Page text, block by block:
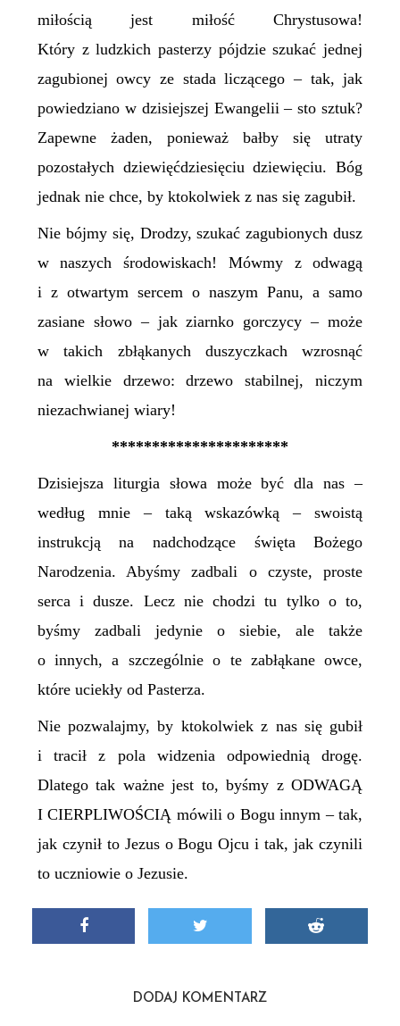
miłością jest miłość Chrystusowa!
Który z ludzkich pasterzy pójdzie szukać jednej
zagubionej owcy ze stada liczącego – tak, jak
powiedziano w dzisiejszej Ewangelii – sto sztuk?
Zapewne żaden, ponieważ bałby się utraty
pozostałych dziewięćdziesięciu dziewięciu. Bóg
jednak nie chce, by ktokolwiek z nas się zagubił.
Nie bójmy się, Drodzy, szukać zagubionych dusz
w naszych środowiskach! Mówmy z odwagą
i z otwartym sercem o naszym Panu, a samo
zasiane słowo – jak ziarnko gorczycy – może
w takich zbłąkanych duszyczkach wzrosnąć
na wielkie drzewo: drzewo stabilnej, niczym
niezachwianej wiary!
**********************
Dzisiejsza liturgia słowa może być dla nas –
według mnie – taką wskazówką – swoistą
instrukcją na nadchodzące święta Bożego
Narodzenia. Abyśmy zadbali o czyste, proste
serca i dusze. Lecz nie chodzi tu tylko o to,
byśmy zadbali jedynie o siebie, ale także
o innych, a szczególnie o te zabłąkane owce,
które uciekły od Pasterza.
Nie pozwalajmy, by ktokolwiek z nas się gubił
i tracił z pola widzenia odpowiednią drogę.
Dlatego tak ważne jest to, byśmy z ODWAGĄ
I CIERPLIWOŚCIĄ mówili o Bogu innym – tak,
jak czynił to Jezus o Bogu Ojcu i tak, jak czynili
to uczniowie o Jezusie.
DODAJ KOMENTARZ